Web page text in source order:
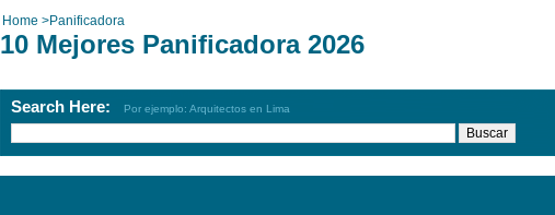
Home >Panificadora
10 Mejores Panificadora 2026
Search Here: Por ejemplo: Arquitectos en Lima